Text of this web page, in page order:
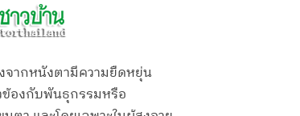
จากหนังตามีความยืดหยุ่น
ข้องกับพันธุกรรมหรือ